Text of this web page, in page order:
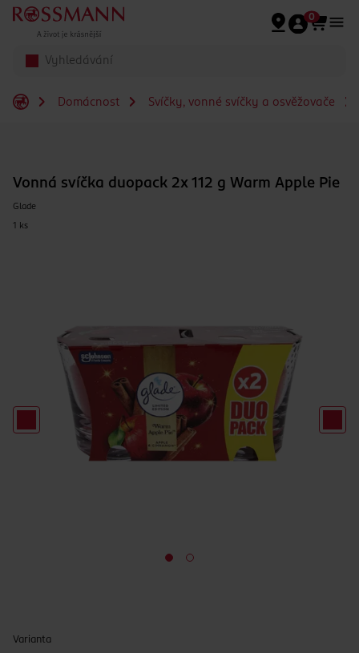
Přeskočit na hlavmní obsah
0
Domácnost Svíčky, vonné svíčky a osvěžovače
Vonná svíčka duopack 2x 112 g Warm Apple Pie
Glade
1 ks
Varianta